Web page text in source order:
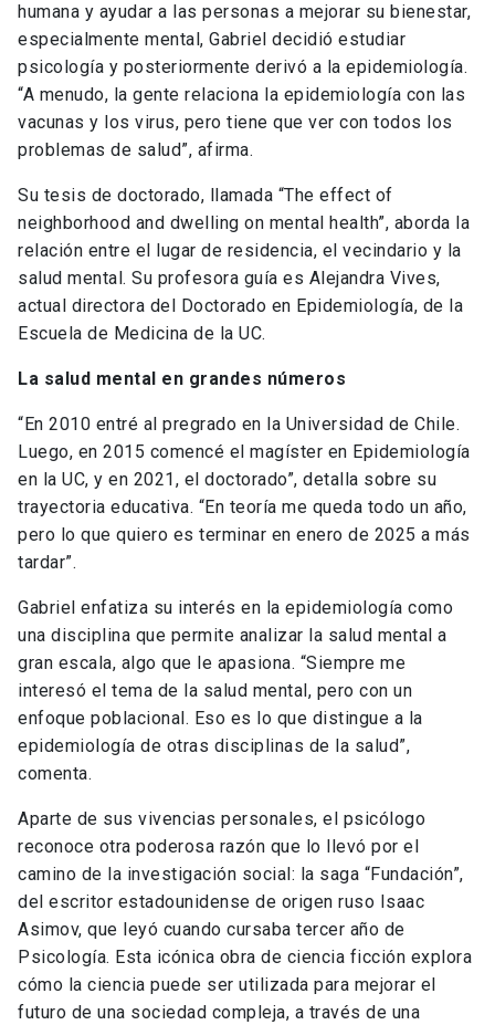
humana y ayudar a las personas a mejorar su bienestar,
especialmente mental, Gabriel decidió estudiar
psicología y posteriormente derivó a la epidemiología.
“A menudo, la gente relaciona la epidemiología con las
vacunas y los virus, pero tiene que ver con todos los
problemas de salud”, afirma.
Su tesis de doctorado, llamada “The effect of
neighborhood and dwelling on mental health”, aborda la
relación entre el lugar de residencia, el vecindario y la
salud mental. Su profesora guía es Alejandra Vives,
actual directora del Doctorado en Epidemiología, de la
Escuela de Medicina de la UC.
La salud mental en grandes números
“En 2010 entré al pregrado en la Universidad de Chile.
Luego, en 2015 comencé el magíster en Epidemiología
en la UC, y en 2021, el doctorado”, detalla sobre su
trayectoria educativa. “En teoría me queda todo un año,
pero lo que quiero es terminar en enero de 2025 a más
tardar”.
Gabriel enfatiza su interés en la epidemiología como
una disciplina que permite analizar la salud mental a
gran escala, algo que le apasiona. “Siempre me
interesó el tema de la salud mental, pero con un
enfoque poblacional. Eso es lo que distingue a la
epidemiología de otras disciplinas de la salud”,
comenta.
Aparte de sus vivencias personales, el psicólogo
reconoce otra poderosa razón que lo llevó por el
camino de la investigación social: la saga “Fundación”,
del escritor estadounidense de origen ruso Isaac
Asimov, que leyó cuando cursaba tercer año de
Psicología. Esta icónica obra de ciencia ficción explora
cómo la ciencia puede ser utilizada para mejorar el
futuro de una sociedad compleja, a través de una